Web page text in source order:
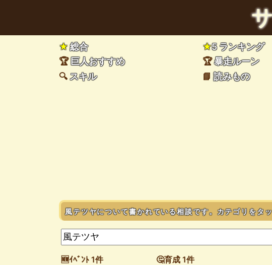
★総合 ★5 ランキング
🏆 巨人おすすめ 🏆暴走ルーン
🔍スキル 📘読みもの
風テツヤについて書かれている相談です。カテゴリをタ
🆕ｲﾍﾞﾝﾄ 1件 🤔育成 1件